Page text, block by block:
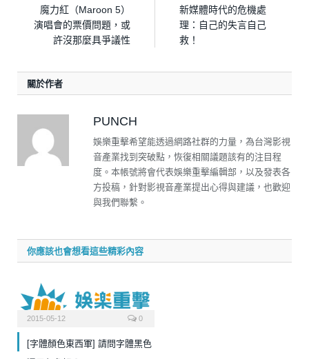
魔力紅（Maroon 5）
演唱會的票價問題，或
許沒那麼具爭議性
新媒體時代的危機處
理：自己的失言自己
救！
關於作者
PUNCH
娛樂重擊希望能透過網路社群的力量，為台灣影視
音產業找到突破點，恢復相關議題該有的注目程
度。本帳號將會代表娛樂重擊編輯部，以及發表各
方投稿，針對影視音產業提出心得與建議，也歡迎
與我們聯繫。
你應該也會想看這些精彩內容
2015-05-12 0
[字體顏色東西軍] 請問字體黑色